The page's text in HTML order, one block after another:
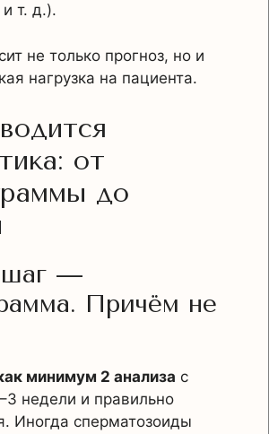
т. д.).
не только прогноз, но и
нагрузка на пациента.
от
до
шаг —
Причём не
минимум 2 анализа с
недели и правильно
Иногда сперматозоиды